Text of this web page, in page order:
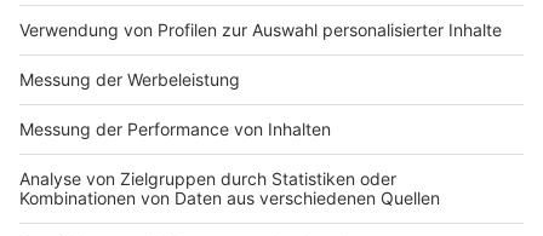
Das After-Show-Skating findet am 27.12.2019
statt. Die Show beginnt um 19 Uhr in der Halle
Münsterland. Ihr selbst könnt ab ca. 21.30 Uhr
aufs Eis.
Bewerben könnt ihr euch bis zum 01.12.2019.
Die Gewinner werden am 02.12.2019 bekannt